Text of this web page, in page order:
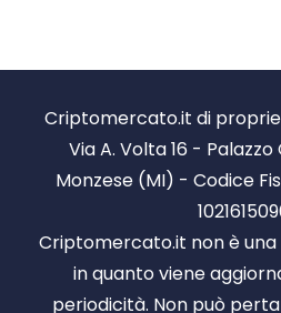
Criptomercato.it di
Via A. Volta 16 -
Monzese (MI) - Codice
Criptomercato.it non è
in quanto viene
periodicità. Non può